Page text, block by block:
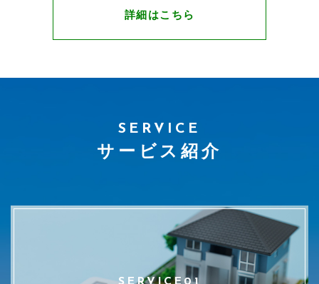
詳細はこちら
SERVICE
サービス紹介